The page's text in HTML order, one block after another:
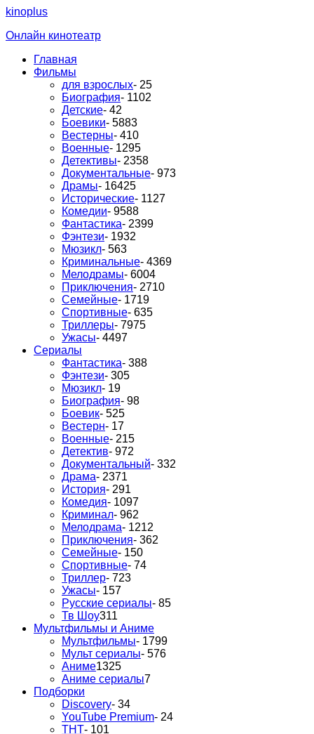
kinoplus
Онлайн кинотеатр
Главная
Фильмы
для взрослых- 25
Биография- 1102
Детские- 42
Боевики- 5883
Вестерны- 410
Военные- 1295
Детективы- 2358
Документальные- 973
Драмы- 16425
Исторические- 1127
Комедии- 9588
Фантастика- 2399
Фэнтези- 1932
Мюзикл- 563
Криминальные- 4369
Мелодрамы- 6004
Приключения- 2710
Семейные- 1719
Спортивные- 635
Триллеры- 7975
Ужасы- 4497
Сериалы
Фантастика- 388
Фэнтези- 305
Мюзикл- 19
Биография- 98
Боевик- 525
Вестерн- 17
Военные- 215
Детектив- 972
Документальный- 332
Драма- 2371
История- 291
Комедия- 1097
Криминал- 962
Мелодрама- 1212
Приключения- 362
Семейные- 150
Спортивные- 74
Триллер- 723
Ужасы- 157
Русские сериалы- 85
Тв Шоу311
Мультфильмы и Аниме
Мультфильмы- 1799
Мульт сериалы- 576
Аниме1325
Аниме сериалы7
Подборки
Discovery- 34
YouTube Premium- 24
ТНТ- 101